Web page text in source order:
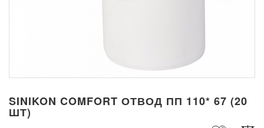
SINIKON COMFORT ОТВОД ПП 110* 67 (20
ШТ)